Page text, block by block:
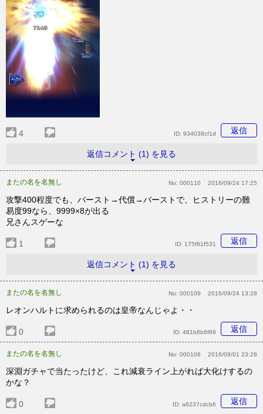
4 返信
ID: 934038cf1d
返信コメント (1) を見る
またの名を名無し No: 000110 2016/09/24 17:25
攻撃400程度でも、バースト→代償→バーストで、ヒストリーの難
易度99なら、9999×8が出る
兄さんスゲーな
1 返信
ID: 175f81f531
返信コメント (1) を見る
またの名を名無し No: 000109 2016/09/24 13:28
レオンハルトに求められるのは皇帝なんじゃよ・・
0 返信
ID: 481b6b6f89
またの名を名無し No: 000106 2016/09/01 23:28
深淵ガチャで当たったけど、これ減衰ライン上がれば大化けするの
かな？
0 返信
ID: a6237cdcb6